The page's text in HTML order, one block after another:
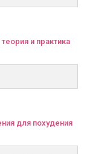
и практика
для похудения